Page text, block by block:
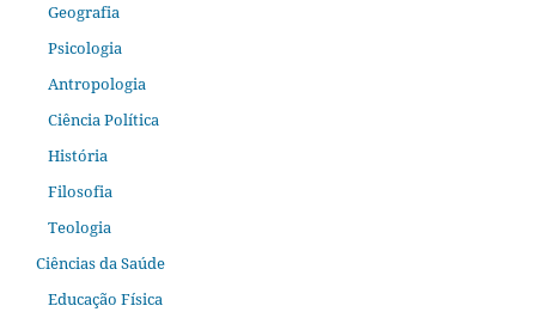
Geografia
Psicologia
Antropologia
Ciência Política
História
Filosofia
Teologia
Ciências da Saúde
Educação Física